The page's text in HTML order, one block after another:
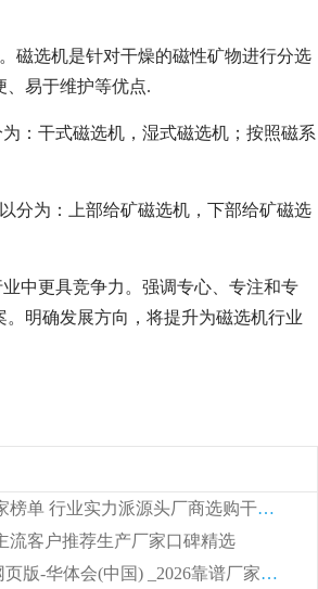
磁选机是针对干燥的磁性矿物进行分选
、易于维护等优点.
：干式磁选机，湿式磁选机；按照磁系
分为：上部给矿磁选机，下部给矿磁选
中更具竞争力。强调专心、专注和专
明确发展方向，将提升为磁选机行业
2026 矿用滚筒式永磁除铁器厂家榜单 行业实力派源头厂商选购干货指南
流客户推荐生产厂家口碑精选
湿式平板磁选机选华体会手机网页版-华体会(中国) _2026靠谱厂家收获各地客户良好评价